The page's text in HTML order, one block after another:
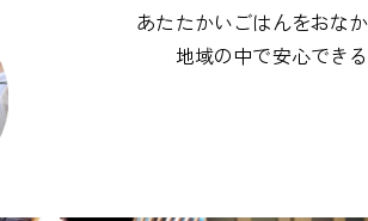
あたたかいごはんをおな
地域の中で安心でき